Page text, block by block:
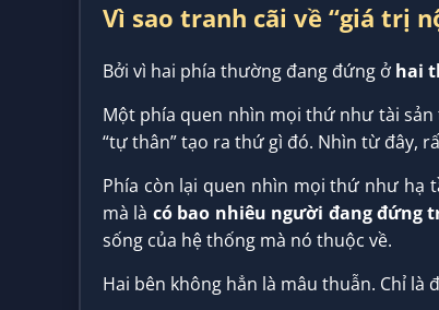
Vì sao tranh cãi về “giá trị
Bởi vì hai phía thường đang đứng ở hai
Một phía quen nhìn mọi thứ như tài
“tự thân” tạo ra thứ gì đó. Nhìn từ đây,
Phía còn lại quen nhìn mọi thứ như hạ
mà là có bao nhiêu người đang đứng
sống của hệ thống mà nó thuộc về.
Hai bên không hẳn là mâu thuẫn. Chỉ là